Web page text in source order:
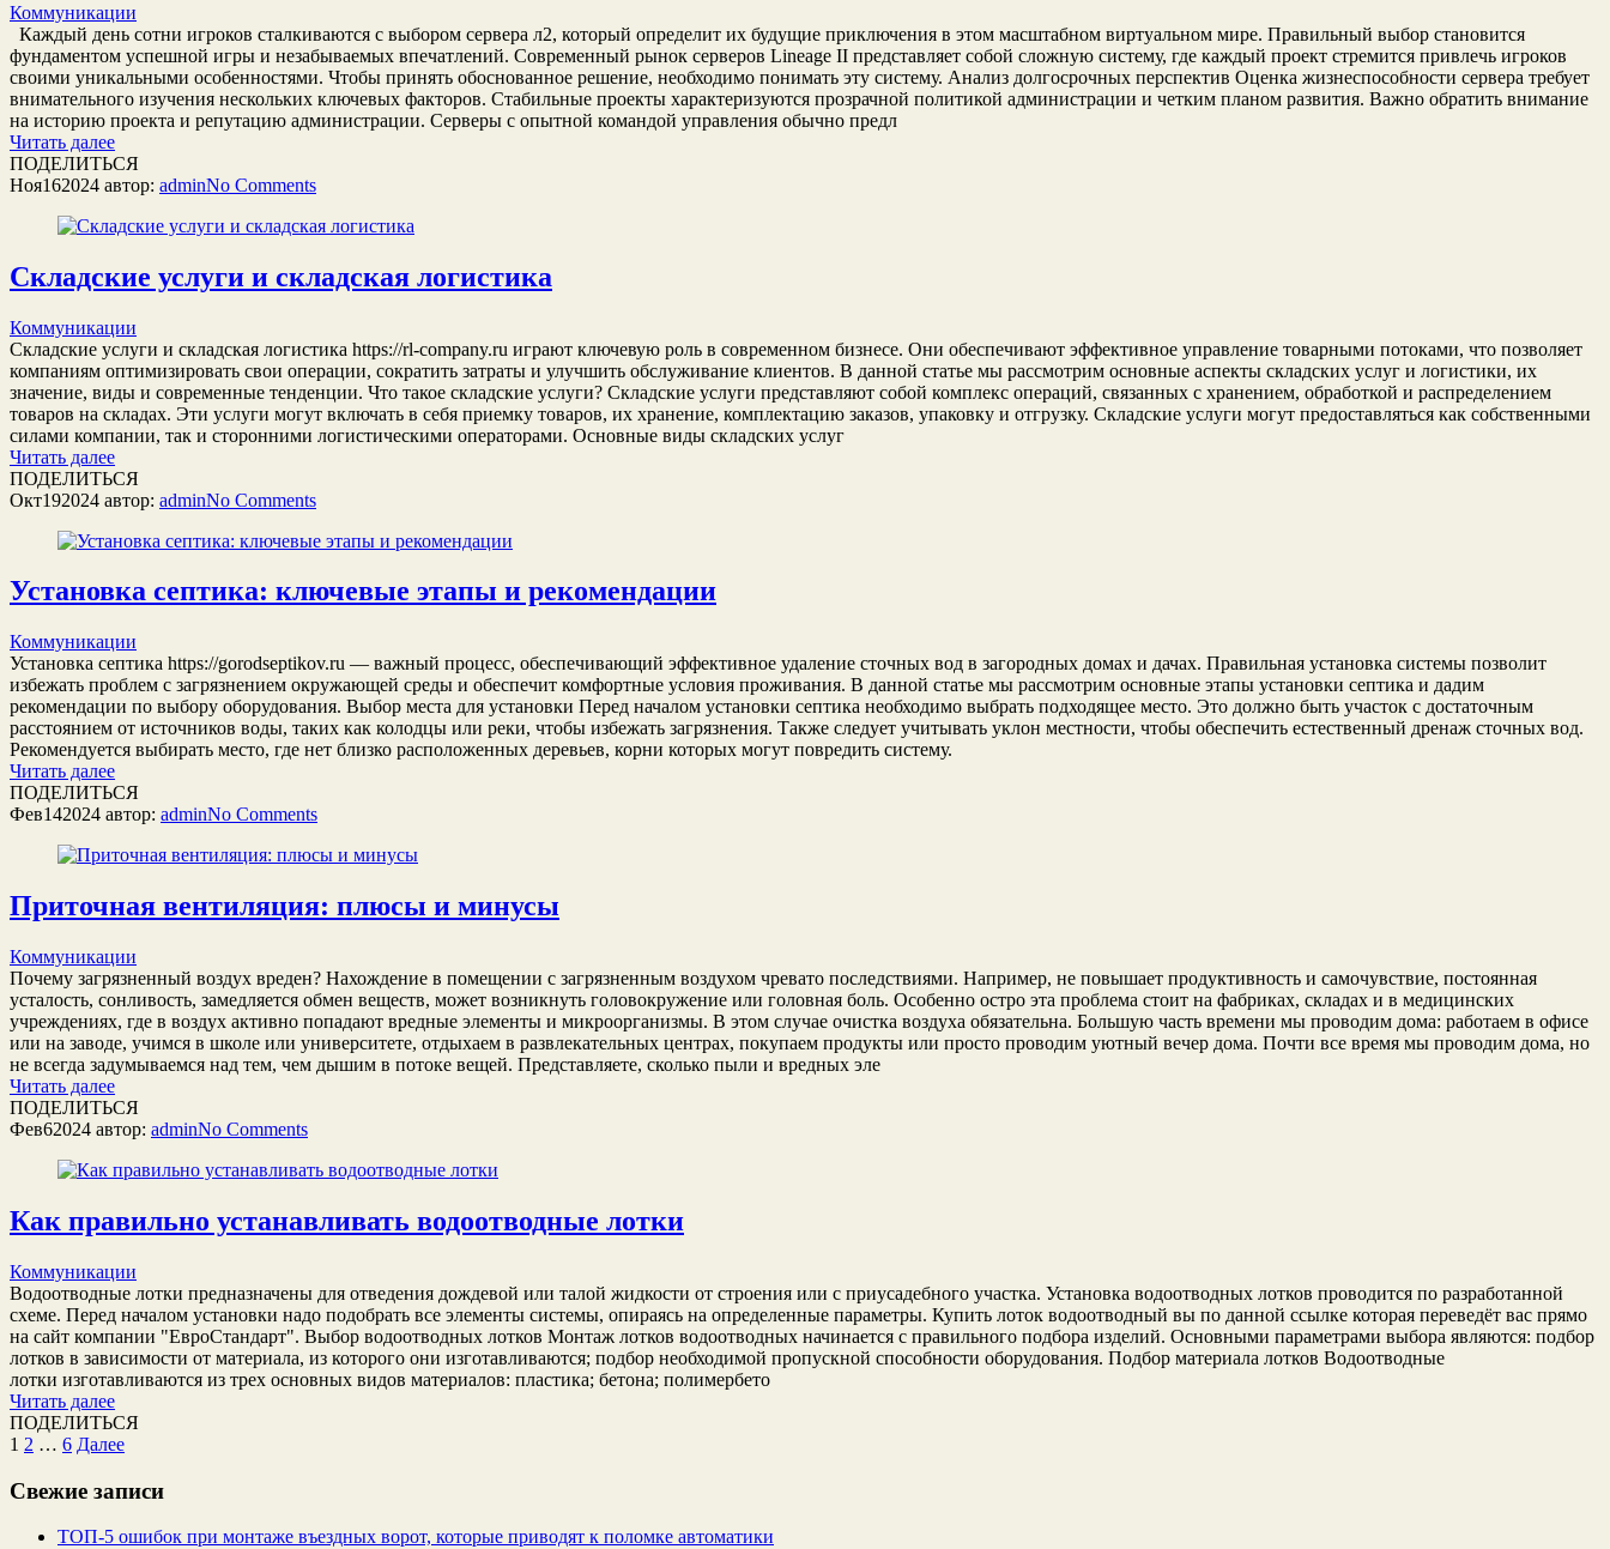
Коммуникации
Каждый день сотни игроков сталкиваются с выбором сервера л2, который определит их будущие приключения в этом масштабном виртуальном мире. Правильный выбор становится
фундаментом успешной игры и незабываемых впечатлений. Современный рынок серверов Lineage II представляет собой сложную систему, где каждый проект стремится привлечь игроков
своими уникальными особенностями. Чтобы принять обоснованное решение, необходимо понимать эту систему. Анализ долгосрочных перспектив Оценка жизнеспособности сервера требует
внимательного изучения нескольких ключевых факторов. Стабильные проекты характеризуются прозрачной политикой администрации и четким планом развития. Важно обратить внимание
на историю проекта и репутацию администрации. Серверы с опытной командой управления обычно предл
Читать далее
ПОДЕЛИТЬСЯ
Ноя162024 автор: adminNo Comments
Складские услуги и складская логистика
Коммуникации
Складские услуги и складская логистика https://rl-company.ru играют ключевую роль в современном бизнесе. Они обеспечивают эффективное управление товарными потоками, что позволяет
компаниям оптимизировать свои операции, сократить затраты и улучшить обслуживание клиентов. В данной статье мы рассмотрим основные аспекты складских услуг и логистики, их
значение, виды и современные тенденции. Что такое складские услуги? Складские услуги представляют собой комплекс операций, связанных с хранением, обработкой и распределением
товаров на складах. Эти услуги могут включать в себя приемку товаров, их хранение, комплектацию заказов, упаковку и отгрузку. Складские услуги могут предоставляться как собственными
силами компании, так и сторонними логистическими операторами. Основные виды складских услуг
Читать далее
ПОДЕЛИТЬСЯ
Окт192024 автор: adminNo Comments
Установка септика: ключевые этапы и рекомендации
Коммуникации
Установка септика https://gorodseptikov.ru — важный процесс, обеспечивающий эффективное удаление сточных вод в загородных домах и дачах. Правильная установка системы позволит
избежать проблем с загрязнением окружающей среды и обеспечит комфортные условия проживания. В данной статье мы рассмотрим основные этапы установки септика и дадим
рекомендации по выбору оборудования. Выбор места для установки Перед началом установки септика необходимо выбрать подходящее место. Это должно быть участок с достаточным
расстоянием от источников воды, таких как колодцы или реки, чтобы избежать загрязнения. Также следует учитывать уклон местности, чтобы обеспечить естественный дренаж сточных вод.
Рекомендуется выбирать место, где нет близко расположенных деревьев, корни которых могут повредить систему.
Читать далее
ПОДЕЛИТЬСЯ
Фев142024 автор: adminNo Comments
Приточная вентиляция: плюсы и минусы
Коммуникации
Почему загрязненный воздух вреден? Нахождение в помещении с загрязненным воздухом чревато последствиями. Например, не повышает продуктивность и самочувствие, постоянная
усталость, сонливость, замедляется обмен веществ, может возникнуть головокружение или головная боль. Особенно остро эта проблема стоит на фабриках, складах и в медицинских
учреждениях, где в воздух активно попадают вредные элементы и микроорганизмы. В этом случае очистка воздуха обязательна. Большую часть времени мы проводим дома: работаем в офисе
или на заводе, учимся в школе или университете, отдыхаем в развлекательных центрах, покупаем продукты или просто проводим уютный вечер дома. Почти все время мы проводим дома, но
не всегда задумываемся над тем, чем дышим в потоке вещей. Представляете, сколько пыли и вредных эле
Читать далее
ПОДЕЛИТЬСЯ
Фев62024 автор: adminNo Comments
Как правильно устанавливать водоотводные лотки
Коммуникации
Водоотводные лотки предназначены для отведения дождевой или талой жидкости от строения или с приусадебного участка. Установка водоотводных лотков проводится по разработанной
схеме. Перед началом установки надо подобрать все элементы системы, опираясь на определенные параметры. Купить лоток водоотводный вы по данной ссылке которая переведёт вас прямо
на сайт компании "ЕвроСтандарт". Выбор водоотводных лотков Монтаж лотков водоотводных начинается с правильного подбора изделий. Основными параметрами выбора являются: подбор
лотков в зависимости от материала, из которого они изготавливаются; подбор необходимой пропускной способности оборудования. Подбор материала лотков Водоотводные
лотки изготавливаются из трех основных видов материалов: пластика; бетона; полимербето
Читать далее
ПОДЕЛИТЬСЯ
Пагинация
записей
1 2 … 6 Далее
Свежие записи
ТОП-5 ошибок при монтаже въездных ворот, которые приводят к поломке автоматики